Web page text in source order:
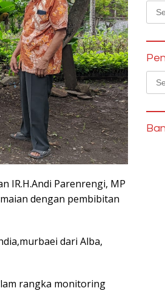
IR.H.Andi Parenrengi, MP
dengan pembibitan
dari Alba,
rangka monitoring
for:
for: